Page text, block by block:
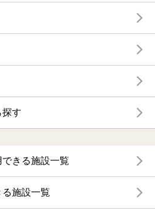
探す
きる施設一覧
施設一覧